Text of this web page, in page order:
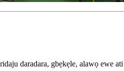
daradara, gbẹkẹle, alawọ ewe